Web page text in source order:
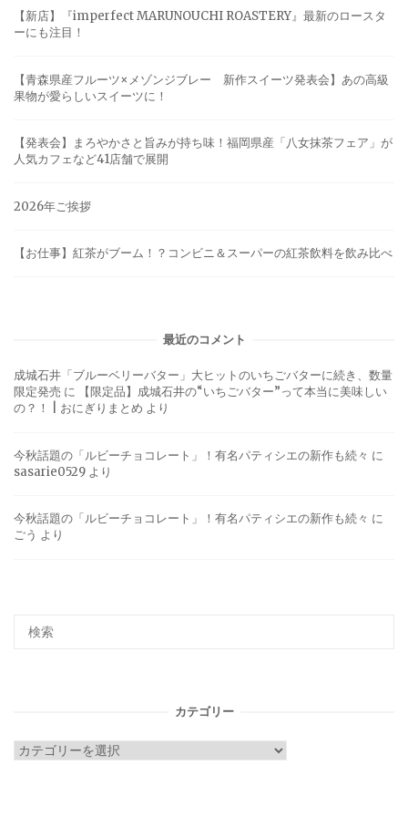
【新店】『imperfect MARUNOUCHI ROASTERY』最新のロースタ
ーにも注目！
【青森県産フルーツ×メゾンジブレー 新作スイーツ発表会】あの高級
果物が愛らしいスイーツに！
【発表会】まろやかさと旨みが持ち味！福岡県産「八女抹茶フェア」が
人気カフェなど41店舗で展開
2026年ご挨拶
【お仕事】紅茶がブーム！？コンビニ＆スーパーの紅茶飲料を飲み比べ
最近のコメント
成城石井「ブルーベリーバター」大ヒットのいちごバターに続き、数量
限定発売 に
【限定品】成城石井の“いちごバター”って本当に美味しい
の？！ | おにぎりまとめ より
今秋話題の「ルビーチョコレート」！有名パティシエの新作も続々 に
sasarie0529 より
今秋話題の「ルビーチョコレート」！有名パティシエの新作も続々 に
ごう より
カテゴリー
カ